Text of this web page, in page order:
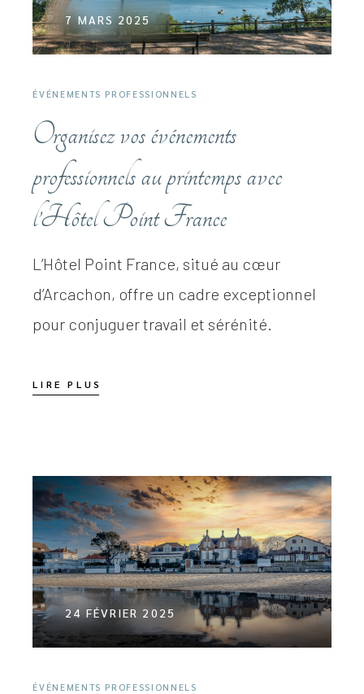
7 MARS 2025
ÉVÉNEMENTS PROFESSIONNELS
Organisez vos événements
professionnels au printemps avec
l’Hôtel Point France
L’Hôtel Point France, situé au cœur
d’Arcachon, offre un cadre exceptionnel
pour conjuguer travail et sérénité.
LIRE PLUS
24 FÉVRIER 2025
ÉVÉNEMENTS PROFESSIONNELS